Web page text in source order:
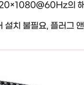
의
설치 불필요, 플러그